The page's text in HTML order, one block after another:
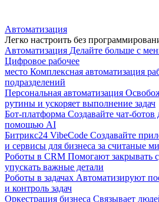
Автоматизация
Легко настроить без
Автоматизация Делайте больше с
Цифровое рабочее
место Комплексная автоматизация
подразделений
Персональная автоматизация
рутины и ускоряет выполнение задач
Бот-платформа Создавайте чат-ботов
помощью AI
Битрикс24 VibeCode Создавайте
и сервисы для бизнеса за считаные
Роботы в CRM Помогают закрывать
упускать важные детали
Роботы в задачах Автоматизируют
и контроль задач
Оркестрация бизнеса Связывает